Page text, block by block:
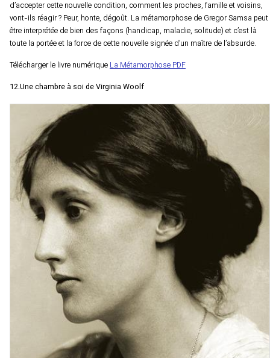
d’accepter cette nouvelle condition, comment les proches, famille et voisins,
vont-ils réagir ? Peur, honte, dégoût. La métamorphose de Gregor Samsa peut
être interprétée de bien des façons (handicap, maladie, solitude) et c’est là
toute la portée et la force de cette nouvelle signée d’un maître de l’absurde.
Télécharger le livre numériqueLa Métamorphose PDF
12.Une chambre à soi de Virginia Woolf